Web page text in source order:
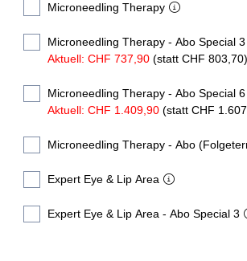
Microneedling Therapy
Microneedling Therapy - Abo Special 3
Aktuell: CHF 737,90(statt CHF 803,70)
Microneedling Therapy - Abo Special 6
Aktuell: CHF 1.409,90(statt CHF
Microneedling Therapy - Abo
Expert Eye & Lip Area
Expert Eye & Lip Area - Abo Special 3